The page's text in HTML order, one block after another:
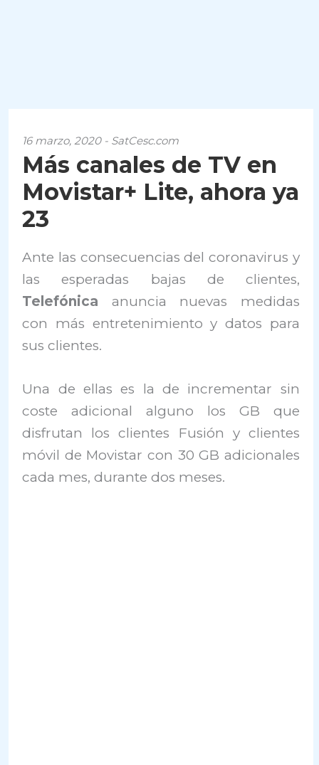
16 marzo, 2020 - SatCesc.com
Más canales de TV en
Movistar+ Lite, ahora ya
23
Ante las consecuencias del coronavirus y
las esperadas bajas de clientes,
Telefónica anuncia nuevas medidas
con más entretenimiento y datos para
sus clientes.
Una de ellas es la de incrementar sin
coste adicional alguno los GB que
disfrutan los clientes Fusión y clientes
móvil de Movistar con 30 GB adicionales
cada mes, durante dos meses.